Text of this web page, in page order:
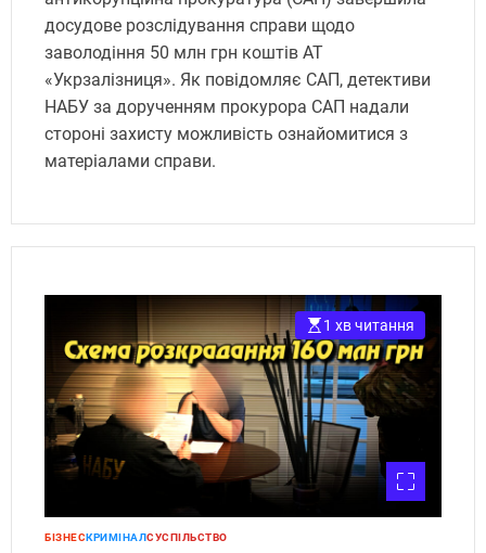
досудове розслідування справи щодо
заволодіння 50 млн грн коштів АТ
«Укрзалізниця». Як повідомляє САП, детективи
НАБУ за дорученням прокурора САП надали
стороні захисту можливість ознайомитися з
матеріалами справи.
1 хв читання
БІЗНЕС КРИМІНАЛСУСПІЛЬСТВО